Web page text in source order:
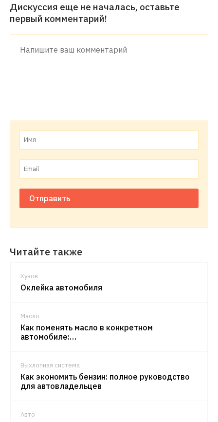
Дискуссия еще не началась, оставьте
первый комментарий!
Отправить
Читайте также
Кузов
Оклейка автомобиля
Масло
Как поменять масло в конкретном
автомобиле:…
Выхлопная система
Как экономить бензин: полное руководство
для автовладельцев
Авто